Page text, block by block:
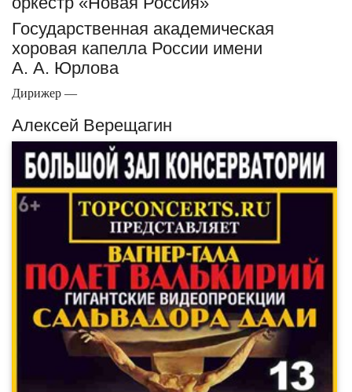
Государственная академическая
хоровая капелла России имени
А. А. Юрлова
Дирижер —
Алексей Верещагин